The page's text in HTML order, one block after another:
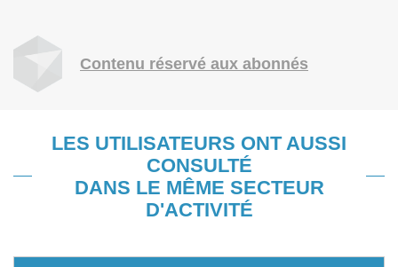
Contenu réservé aux abonnés
LES UTILISATEURS ONT AUSSI
CONSULTÉ
DANS LE MÊME SECTEUR
D'ACTIVITÉ